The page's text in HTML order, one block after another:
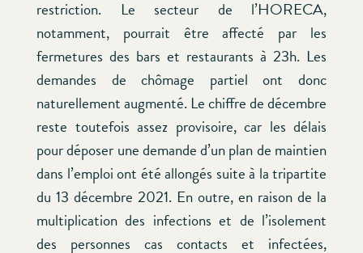
restriction. Le secteur de l’HORECA,
notamment, pourrait être affecté par les
fermetures des bars et restaurants à 23h. Les
demandes de chômage partiel ont donc
naturellement augmenté. Le chiffre de décembre
reste toutefois assez provisoire, car les délais
pour déposer une demande d’un plan de maintien
dans l’emploi ont été allongés suite à la tripartite
du 13 décembre 2021. En outre, en raison de la
multiplication des infections et de l’isolement
des personnes cas contacts et infectées,